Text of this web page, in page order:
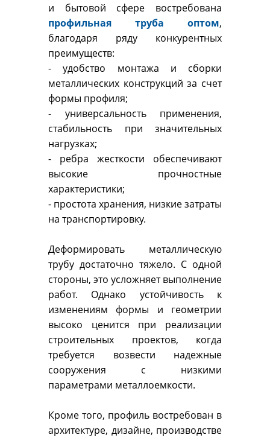
и бытовой сфере востребована
профильная труба оптом,
благодаря ряду конкурентных
преимуществ:
- удобство монтажа и сборки
металлических конструкций за счет
формы профиля;
- универсальность применения,
стабильность при значительных
нагрузках;
- ребра жесткости обеспечивают
высокие прочностные
характеристики;
- простота хранения, низкие затраты
на транспортировку.
Деформировать металлическую
трубу достаточно тяжело. С одной
стороны, это усложняет выполнение
работ. Однако устойчивость к
изменениям формы и геометрии
высоко ценится при реализации
строительных проектов, когда
требуется возвести надежные
сооружения с низкими
параметрами металлоемкости.
Кроме того, профиль востребован в
архитектуре, дизайне, производстве